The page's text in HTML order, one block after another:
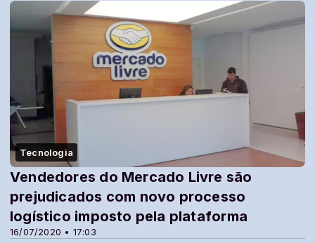
Tecnologia
16/07/2020 • 17:03
Vendedores do Mercado Livre são
prejudicados com novo processo
logístico imposto pela plataforma